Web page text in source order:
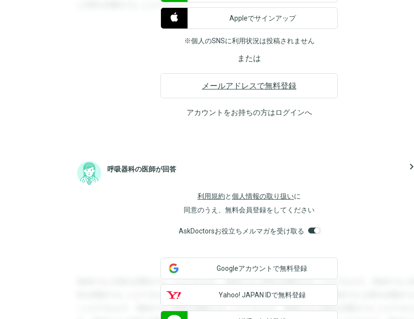
と回答を閲覧することができます。
Appleでサインアップ
※個人のSNSに利用状況は投稿されません
または
メールアドレスで無料登録
アカウントをお持ちの方はログインへ
呼吸器科の医師が回答 navigate_next
利用規約と個人情報の取り扱いに
同意のうえ、無料会員登録をしてください
AskDoctorsお役立ちメルマガを受け取る
登録すると回答を閲覧することができます。登録すると回答を閲覧することができます。登録すると回
答を閲覧することができます。登録すると回答を閲覧することができます。登録すると回答を閲覧する
ことができます。登録すると回答を閲覧することができます。登録すると回答を閲覧することができま
Googleアカウントで無料登録
Yahoo! JAPAN IDで無料登録